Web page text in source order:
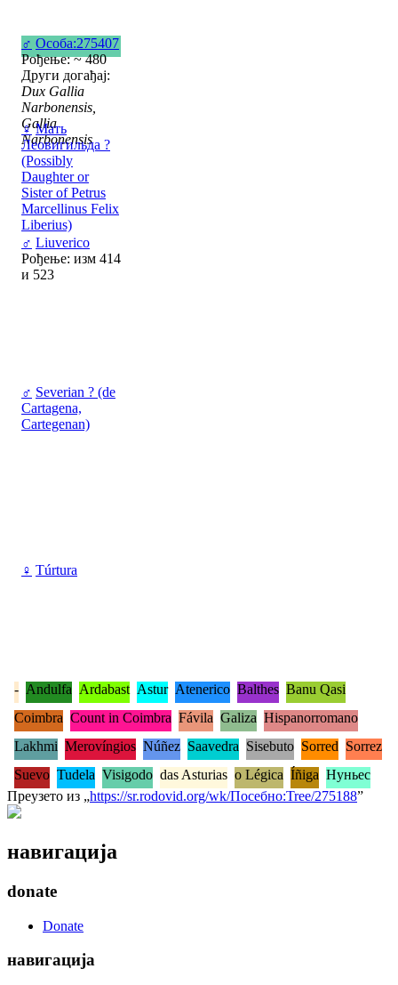
♂ Особа:275407
Рођење: ~ 480
Други догађај:
Dux Gallia
Narbonensis,
Gallia
Narbonensis
♀ Мать
Леовигильда ?
(Possibly
Daughter or
Sister of Petrus
Marcellinus Felix
Liberius)
♂ Liuverico
Рођење: изм 414
и 523
♂ Severian ? (de
Cartagena,
Cartegenan)
♀ Túrtura
- Andulfa Ardabast Astur Atenerico Balthes Banu Qasi
Coimbra Count in Coimbra Fávila Galiza Hispanorromano
Lakhmi Merovíngios Núñez Saavedra Sisebuto Sorred Sorrez
Suevo Tudela Visigodo das Asturias o Légica Íñiga Нуньес
Преузето из „https://sr.rodovid.org/wk/Посебно:Tree/275188”
навигација
donate
Donate
навигација